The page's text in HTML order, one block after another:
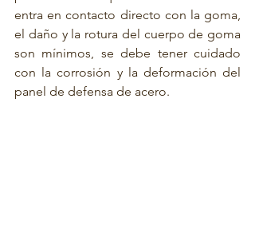
entra en contacto directo con la goma,
el daño y la rotura del cuerpo de goma
son mínimos, se debe tener cuidado
con la corrosión y la deformación del
panel de defensa de acero.